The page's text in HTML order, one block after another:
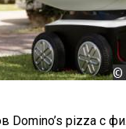
Domino’s pizza с